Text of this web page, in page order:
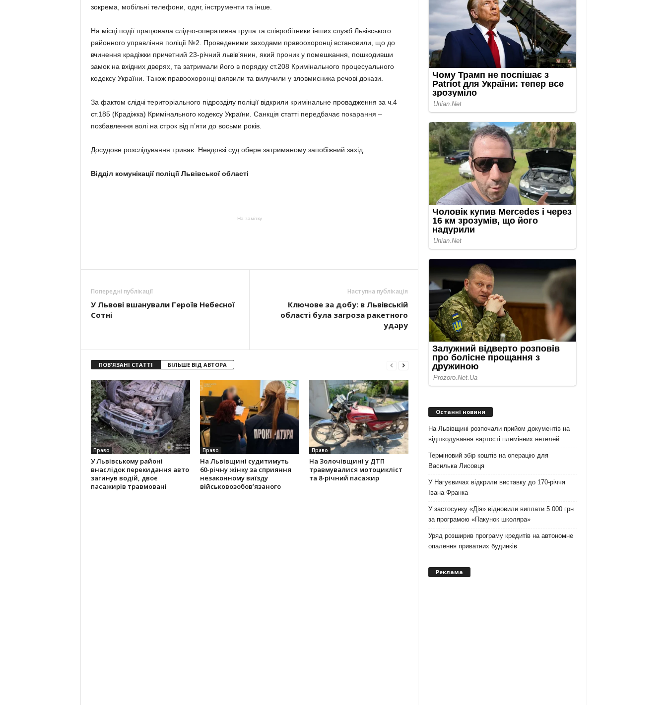
зокрема, мобільні телефони, одяг, інструменти та інше.
На місці події працювала слідчо-оперативна група та співробітники інших служб Львівського
районного управління поліції №2. Проведеними заходами правоохоронці встановили, що до
вчинення крадіжки причетний 23-річний львів’янин, який проник у помешкання, пошкодивши
замок на вхідних дверях, та затримали його в порядку ст.208 Кримінального процесуального
кодексу України. Також правоохоронці виявили та вилучили у зловмисника речові докази.
За фактом слідчі територіального підрозділу поліції відкрили кримінальне провадження за ч.4
ст.185 (Крадіжка) Кримінального кодексу України. Санкція статті передбачає покарання –
позбавлення волі на строк від п’яти до восьми років.
Досудове розслідування триває. Невдовзі суд обере затриманому запобіжний захід.
Відділ комунікації поліції Львівської області
На замітку
Попередні публікації
У Львові вшанували Героїв Небесної
Сотні
Наступна публікація
Ключове за добу: в Львівській
області була загроза ракетного
удару
ПОВ'ЯЗАНІ СТАТТІ БІЛЬШЕ ВІД АВТОРА
Право
У Львівському районі
внаслідок перекидання авто
загинув водій, двоє
пасажирів травмовані
Право
На Львівщині судитимуть
60-річну жінку за сприяння
незаконному виїзду
військовозобов’язаного
Право
На Золочівщині у ДТП
травмувалися мотоцикліст
та 8-річний пасажир
Останні новини
На Львівщині розпочали прийом документів на
відшкодування вартості племінних нетелей
Терміновий збір коштів на операцію для
Василька Лисовця
У Нагуєвичах відкрили виставку до 170-річчя
Івана Франка
У застосунку «Дія» відновили виплати 5 000 грн
за програмою «Пакунок школяра»
Уряд розширив програму кредитів на автономне
опалення приватних будинків
Реклама